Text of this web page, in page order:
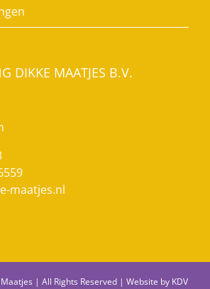
DIKKE MAATJES B.V.
maatjes.nl
| All Rights Reserved | Website by KDV